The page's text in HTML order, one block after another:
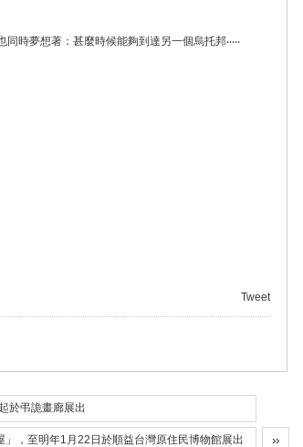
時夢想著：甚麼時候能夠到達另一個烏托邦‧‧‧‧‧
Tweet
於弔詭畫廊展出
」，至明年1月22日於順益台灣原住民博物館展出